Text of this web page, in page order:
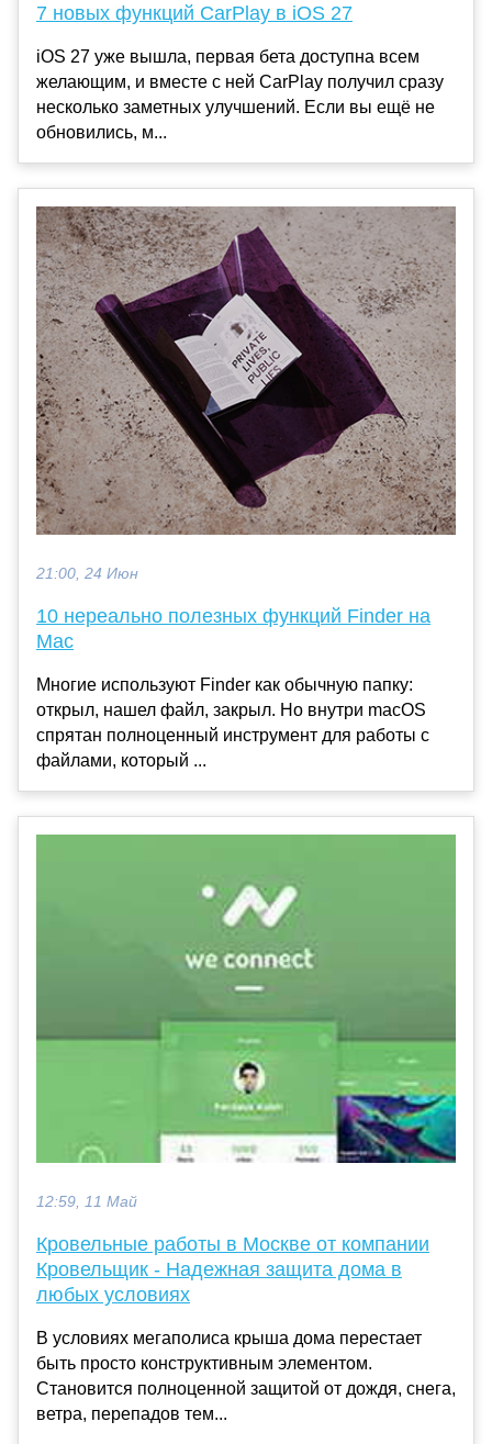
7 новых функций CarPlay в iOS 27
iOS 27 уже вышла, первая бета доступна всем
желающим, и вместе с ней CarPlay получил сразу
несколько заметных улучшений. Если вы ещё не
обновились, м...
21:00, 24 Июн
10 нереально полезных функций Finder на
Mac
Многие используют Finder как обычную папку:
открыл, нашел файл, закрыл. Но внутри macOS
спрятан полноценный инструмент для работы с
файлами, который ...
12:59, 11 Май
Кровельные работы в Москве от компании
Кровельщик - Надежная защита дома в
любых условиях
В условиях мегаполиса крыша дома перестает
быть просто конструктивным элементом.
Становится полноценной защитой от дождя, снега,
ветра, перепадов тем...